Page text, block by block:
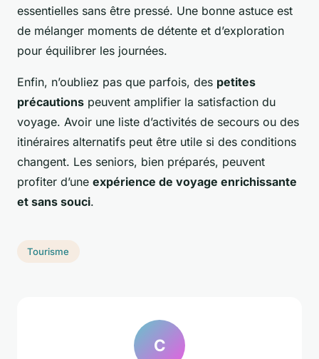
essentielles sans être pressé. Une bonne astuce est
de mélanger moments de détente et d’exploration
pour équilibrer les journées.
Enfin, n’oubliez pas que parfois, des petites
précautions peuvent amplifier la satisfaction du
voyage. Avoir une liste d’activités de secours ou des
itinéraires alternatifs peut être utile si des conditions
changent. Les seniors, bien préparés, peuvent
profiter d’une expérience de voyage enrichissante
et sans souci.
Tourisme
C